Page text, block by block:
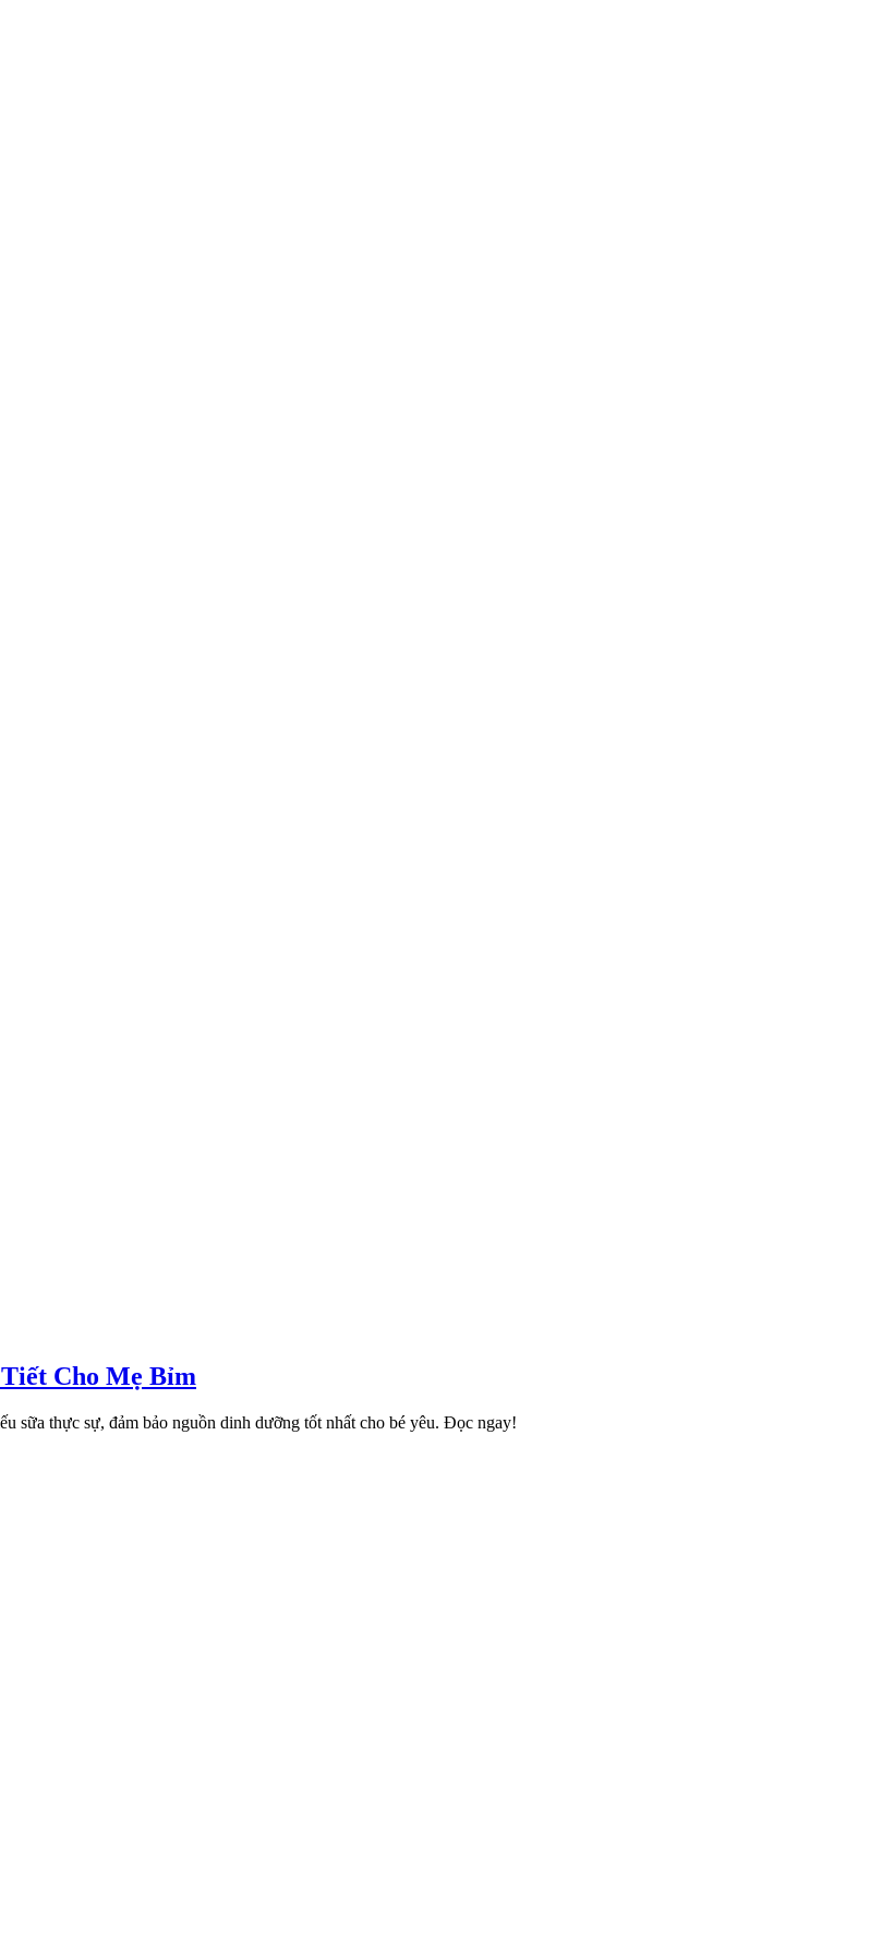
Cho Mẹ Bỉm
sữa thực sự, đảm bảo nguồn dinh dưỡng tốt nhất cho bé yêu. Đọc ngay!